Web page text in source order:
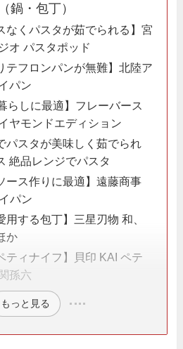
鍋・包丁）
なくパスタが茹でられる】宮
オ パスタポッド
テフロンパンが無難】北陸ア
パン
らしに最適】フレーバース
ヤモンドエディション
パスタが美味しく茹でられ
絶品レンジでパスタ
ース作りに最適】遠藤商事
パン
用する包丁】三星刃物 和、
か
ティナイフ】貝印 KAI ペテ
孫六
もっと見る